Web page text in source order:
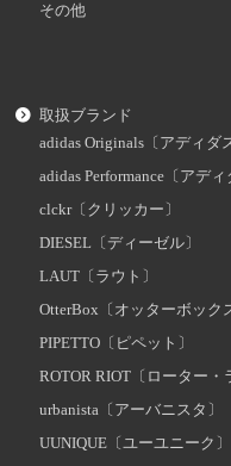
その他
取扱ブランド
adidas Originals〔アディダ
adidas Performance〔アデ
clckr〔クリッカー〕
DIESEL〔ディーゼル〕
LAUT〔ラウト〕
OtterBox〔オッターボック
PIPETTO〔ピペット〕
ROTOR RIOT〔ローター・
urbanista〔アーバニスタ〕
UUNIQUE〔ユーユニーク〕